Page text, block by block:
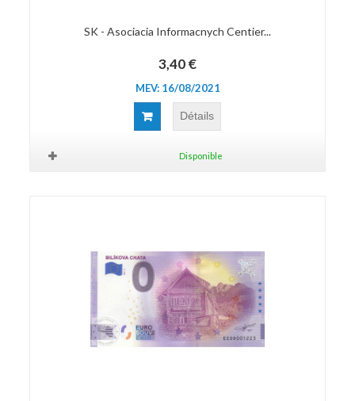
SK - Asociacia Informacnych Centier...
3,40 €
MEV: 16/08/2021
Détails
Disponible